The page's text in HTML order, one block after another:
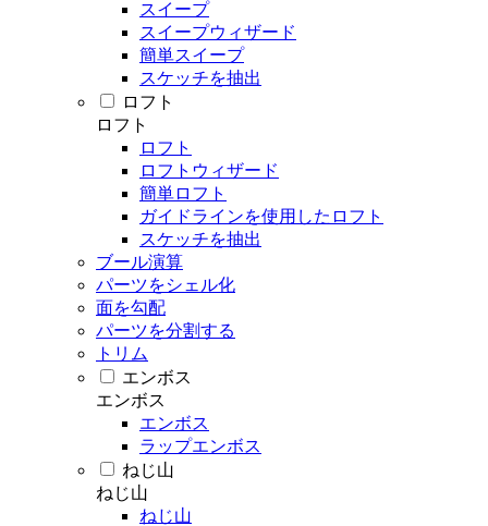
スイープ
スイープウィザード
簡単スイープ
スケッチを抽出
ロフト
ロフト
ロフト
ロフトウィザード
簡単ロフト
ガイドラインを使用したロフト
スケッチを抽出
ブール演算
パーツをシェル化
面を勾配
パーツを分割する
トリム
エンボス
エンボス
エンボス
ラップエンボス
ねじ山
ねじ山
ねじ山